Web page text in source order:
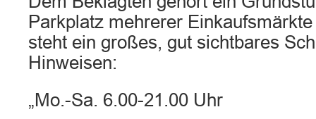
Parkplatz mehrerer
steht ein großes, gut sichtbares
Hinweisen:
„Mo.-Sa. 6.00-21.00 Uhr